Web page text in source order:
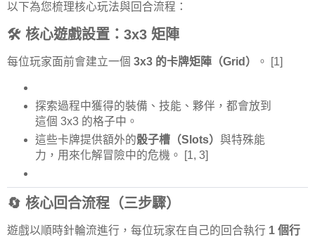
以下為您梳理核心玩法與回合流程：
🛠️ 核心遊戲設置：3x3 矩陣
每位玩家面前會建立一個 3x3 的卡牌矩陣（Grid） 。 [1]
探索過程中獲得的裝備、技能、夥伴，都會放到
這個 3x3 的格子中。
這些卡牌提供額外的骰子槽（Slots） 與特殊能
力，用來化解冒險中的危機。
[1, 3]
🔄 核心回合流程（三步驟）
遊戲以順時針輪流進行，每位玩家在自己的回合執行 1 個行